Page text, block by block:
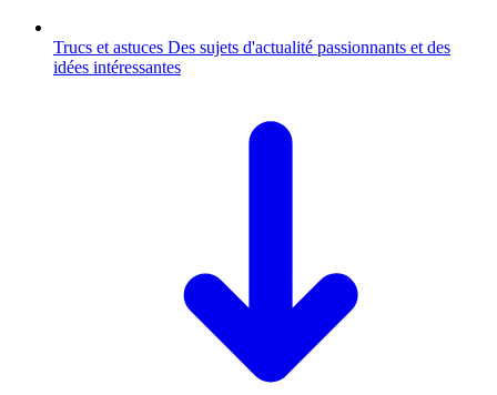
Trucs et astuces Des sujets d'actualité passionnants et des
idées intéressantes